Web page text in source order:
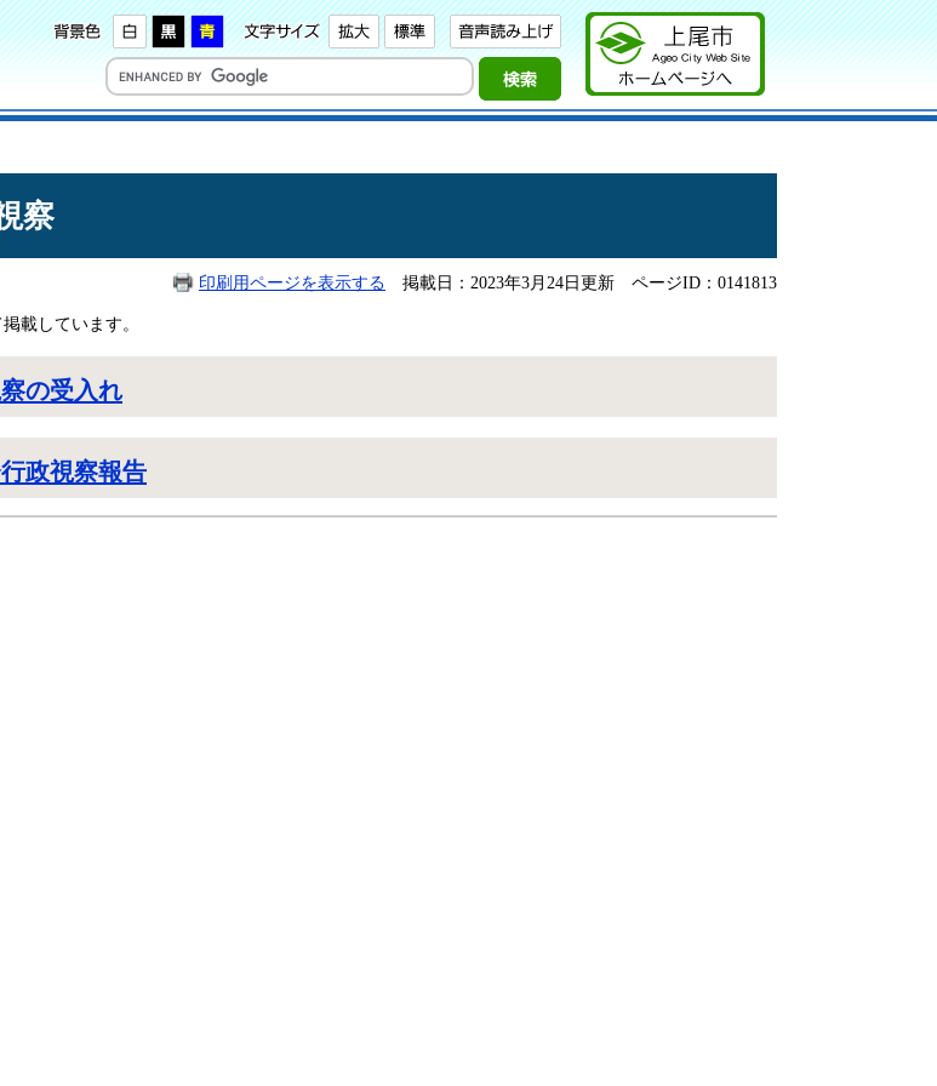
察
印刷用ページを表示する 掲載日：2023年3月24日更新 ページID：0141813
載しています。
の受入れ
政視察報告